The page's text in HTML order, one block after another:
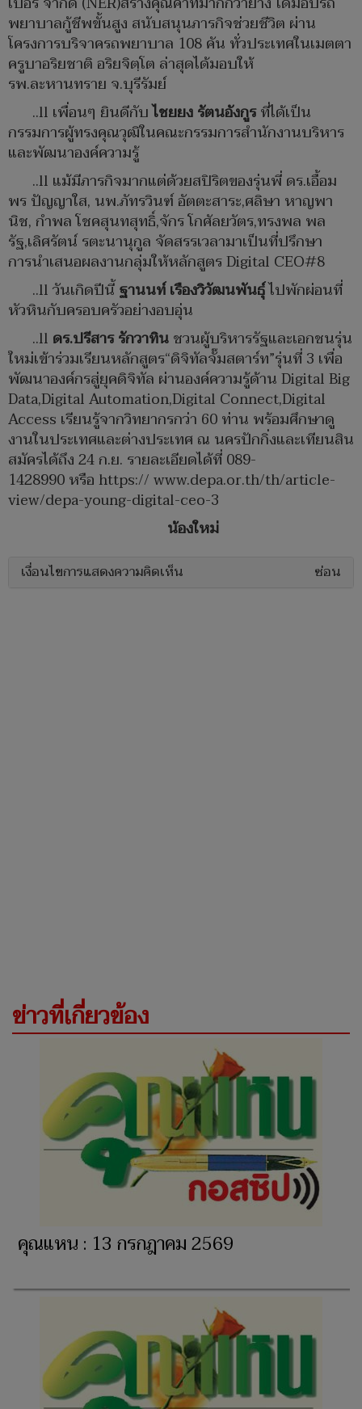
พยาบาลกู้ชีพขั้นสูง สนับสนุนภารกิจช่วยชีวิต ผ่าน
โครงการบริจาครถพยาบาล 108 คัน ทั่วประเทศในเมตตา
ครูบาอริยชาติ อริยจิตฺโต ล่าสุดได้มอบให้
รพ.ละหานทราย จ.บุรีรัมย์
..ll เพื่อนๆ ยินดีกับไชยยง รัตนอังกูรที่ได้เป็น
กรรมการผู้ทรงคุณวุฒิในคณะกรรมการสำนักงานบริหาร
และพัฒนาองค์ความรู้
..ll แม้มีภารกิจมากแต่ด้วยสปิริตของรุ่นพี่ ดร.เอื้อม
พร ปัญญาใส, นพ.ภัทรวินฑ์ อัตตะสาระ,ศลิษา หาญพา
นิช, กำพล โชคสุนทสุทธิ์,จักร โกศัลยวัตร,ทรงพล พล
รัฐ,เลิศรัตน์ รตะนานุกูล จัดสรรเวลามาเป็นที่ปรึกษา
การนำเสนอผลงานกลุ่มให้หลักสูตร Digital CEO#8
..ll วันเกิดปีนี้ฐานนท์เรืองวิวัฒนพันธุ์ไปพักผ่อนที่
หัวหินกับครอบครัวอย่างอบอุ่น
..ll ดร.ปรีสาร รักวาทินชวนผู้บริหารรัฐและเอกชนรุ่น
ใหม่เข้าร่วมเรียนหลักสูตร“ดิจิทัลจั๊มสตาร์ท”รุ่นที่ 3 เพื่อ
พัฒนาองค์กรสู่ยุคดิจิทัล ผ่านองค์ความรู้ด้าน Digital Big
Data,Digital Automation,Digital Connect,Digital
Access เรียนรู้จากวิทยากรกว่า 60 ท่าน พร้อมศึกษาดู
งานในประเทศและต่างประเทศ ณ นครปักกิ่งและเทียนสิน
สมัครได้ถึง 24 ก.ย. รายละเอียดได้ที่ 089-
1428990 หรือ https:// www.depa.or.th/th/article-
view/depa-young-digital-ceo-3
น้องใหม่
เงื่อนไขการแสดงความคิดเห็น ซ่อน
ข่าวที่เกี่ยวข้อง
คุณแหน : 13 กรกฎาคม 2569